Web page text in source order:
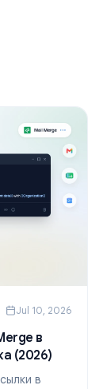
Jul 10, 2026
в
(2026)
в